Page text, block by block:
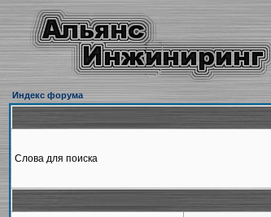
Индекс форума
Слова для поиска